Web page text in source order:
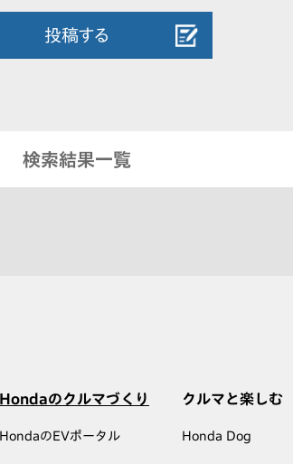
投稿する
検索結果一覧
Hondaのクルマづくり
HondaのEVポータル
クルマと楽しむ
Honda Dog